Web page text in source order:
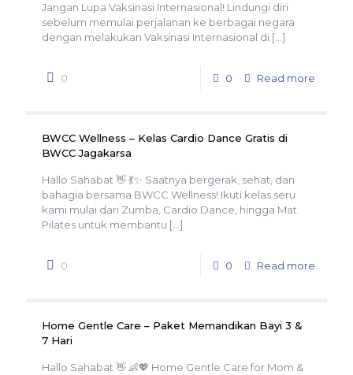
Jangan Lupa Vaksinasi Internasional! Lindungi diri
sebelum memulai perjalanan ke berbagai negara
dengan melakukan Vaksinasi Internasional di […]
0 0 Read more
BWCC Wellness – Kelas Cardio Dance Gratis di
BWCC Jagakarsa
Hallo Sahabat 👋 💃✨ Saatnya bergerak, sehat, dan
bahagia bersama BWCC Wellness! Ikuti kelas seru
kami mulai dari Zumba, Cardio Dance, hingga Mat
Pilates untuk membantu […]
0 0 Read more
Home Gentle Care – Paket Memandikan Bayi 3 &
7 Hari
Hallo Sahabat 👋 👶💖 Home Gentle Care for Mom &